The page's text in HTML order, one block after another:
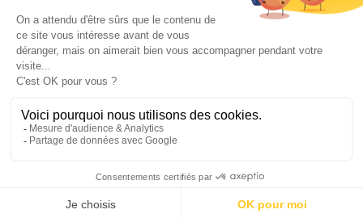
NOS PRODUITS
NOTRE SOCIÉTÉ
INFORMATIONS DE LA BOUTIQUE
QUESTIONS FRÉQUEMMENT POSÉES
Copyright OUTIROR © 2021